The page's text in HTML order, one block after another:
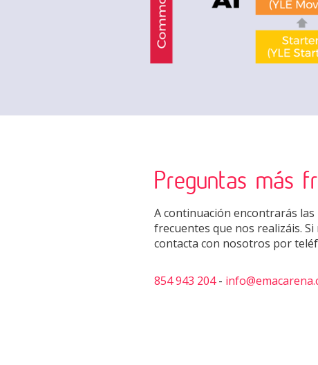
Preguntas más
A continuación encontrarás
frecuentes que nos realizáis.
contacta con nosotros por
854 943 204-